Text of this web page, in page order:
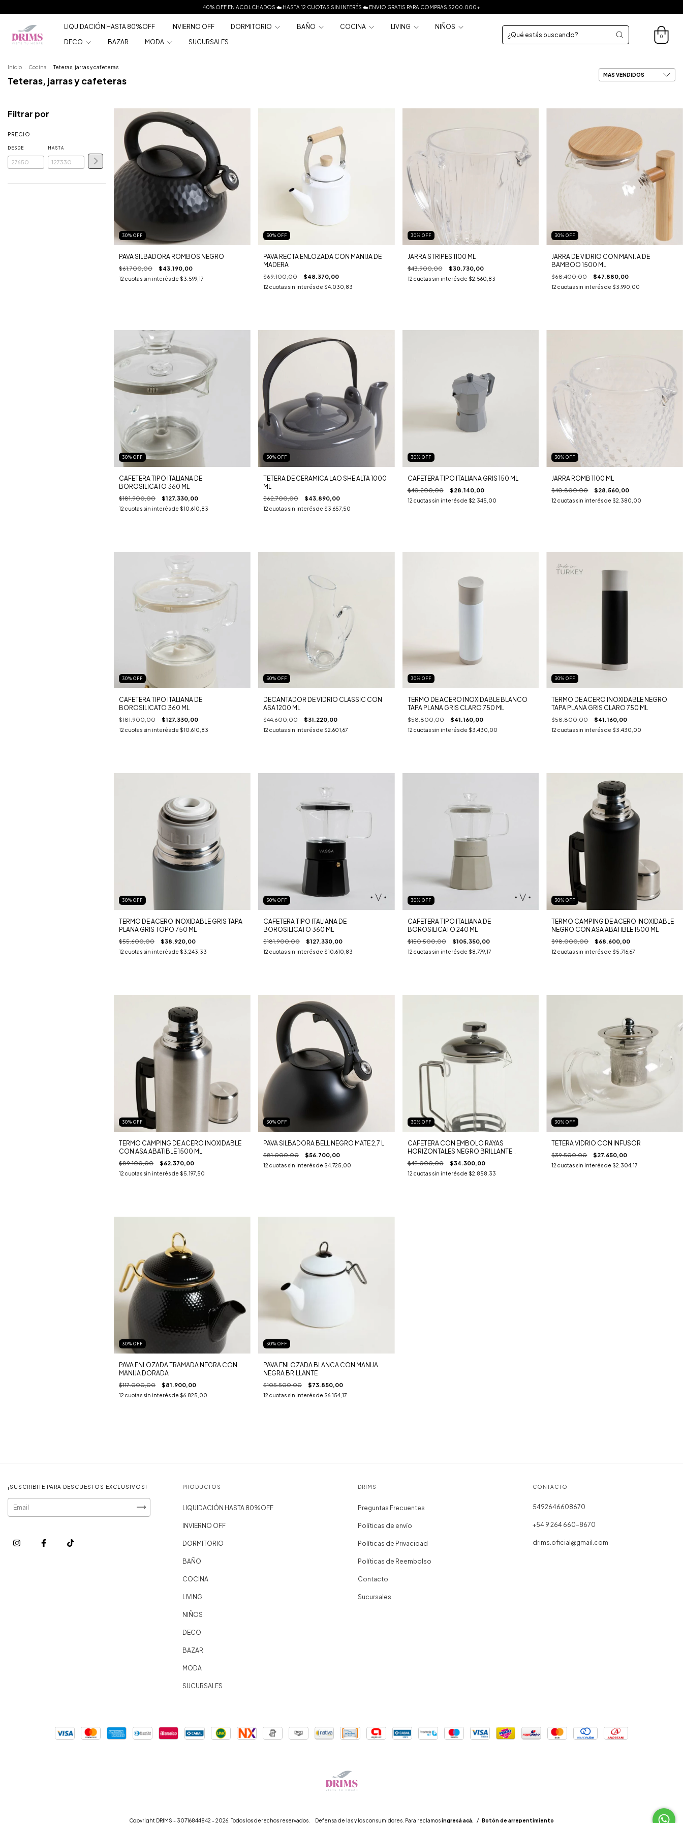
40% OFF EN ACOLCHADOS ☁️ HASTA 12 CUOTAS SIN INTERÉS ☁️ ENVIO GRATIS PARA COMPRAS $200.000+
LIQUIDACIÓN HASTA 80%OFF INVIERNO OFF DORMITORIO BAÑO COCINA LIVING
NIÑOS
DECO
BAZAR MODA SUCURSALES
0
Inicio Cocina Teteras, jarras y cafeteras
Teteras, jarras y cafeteras
Filtrar por
PRECIO
DESDE HASTA
30% OFF
PAVA SILBADORA ROMBOS NEGRO
$61.700,00 $43.190,00
12 cuotas sin interés de $3.599,17
30% OFF
PAVA RECTA ENLOZADA CON MANIJA DE
MADERA
$69.100,00 $48.370,00
12 cuotas sin interés de $4.030,83
30% OFF
JARRA STRIPES 1100 ML
$43.900,00 $30.730,00
12 cuotas sin interés de $2.560,83
30%OFF
JARRA DE VIDRIO CON MANIJA DE
BAMBOO 1500 ML
$68.400,00 $47.880,00
12 cuotas sin interés de $3.990,00
30% OFF
CAFETERA TIPO ITALIANA DE
BOROSILICATO 360 ML
$181.900,00 $127.330,00
12 cuotas sin interés de $10.610,83
30% OFF
TETERA DE CERAMICA LAO SHE ALTA 1000
ML
$62.700,00 $43.890,00
12 cuotas sin interés de $3.657,50
30% OFF
CAFETERA TIPO ITALIANA GRIS 150 ML
$40.200,00 $28.140,00
12 cuotas sin interés de $2.345,00
30%OFF
JARRA ROMB 1100 ML
$40.800,00 $28.560,00
12 cuotas sin interés de $2.380,00
30% OFF
CAFETERA TIPO ITALIANA DE
BOROSILICATO 360 ML
$181.900,00 $127.330,00
12 cuotas sin interés de $10.610,83
30% OFF
DECANTADOR DE VIDRIO CLASSIC CON
ASA 1200 ML
$44.600,00 $31.220,00
12 cuotas sin interés de $2.601,67
30% OFF
TERMO DE ACERO INOXIDABLE BLANCO
TAPA PLANA GRIS CLARO 750 ML
$58.800,00 $41.160,00
12 cuotas sin interés de $3.430,00
30%OFF
TERMO DE ACERO INOXIDABLE NEGRO
TAPA PLANA GRIS CLARO 750 ML
$58.800,00 $41.160,00
12 cuotas sin interés de $3.430,00
30% OFF
TERMO DE ACERO INOXIDABLE GRIS TAPA
PLANA GRIS TOPO 750 ML
$55.600,00 $38.920,00
12 cuotas sin interés de $3.243,33
30% OFF
CAFETERA TIPO ITALIANA DE
BOROSILICATO 360 ML
$181.900,00 $127.330,00
12 cuotas sin interés de $10.610,83
30% OFF
CAFETERA TIPO ITALIANA DE
BOROSILICATO 240 ML
$150.500,00 $105.350,00
12 cuotas sin interés de $8.779,17
30%OFF
TERMO CAMPING DE ACERO INOXIDABLE
NEGRO CON ASA ABATIBLE 1500 ML
$98.000,00 $68.600,00
12 cuotas sin interés de $5.716,67
30% OFF
TERMO CAMPING DE ACERO INOXIDABLE
CON ASA ABATIBLE 1500 ML
$89.100,00 $62.370,00
12 cuotas sin interés de $5.197,50
30% OFF
PAVA SILBADORA BELL NEGRO MATE 2,7 L
$81.000,00 $56.700,00
12 cuotas sin interés de $4.725,00
30% OFF
CAFETERA CON EMBOLO RAYAS
HORIZONTALES NEGRO BRILLANTE
600ML
$49.000,00 $34.300,00
12 cuotas sin interés de $2.858,33
30%OFF
TETERA VIDRIO CON INFUSOR
$39.500,00 $27.650,00
12 cuotas sin interés de $2.304,17
30% OFF
PAVA ENLOZADA TRAMADA NEGRA CON
MANIJA DORADA
$117.000,00 $81.900,00
12 cuotas sin interés de $6.825,00
30% OFF
PAVA ENLOZADA BLANCA CON MANIJA
NEGRA BRILLANTE
$105.500,00 $73.850,00
12 cuotas sin interés de $6.154,17
¡SUSCRIBITE PARA DESCUESTOS EXCLUSIVOS! PRODUCTOS
LIQUIDACIÓN HASTA 80%OFF
INVIERNO OFF
DORMITORIO
BAÑO
COCINA
LIVING
NIÑOS
DECO
BAZAR
MODA
SUCURSALES
DRIMS
Preguntas Frecuentes
Políticas de envío
Políticas de Privacidad
Políticas de Reembolso
Contacto
Sucursales
CONTACTO
5492646608670
+54 9 264 660-8670
drims.oficial@gmail.com
Copyright DRIMS - 30716844842 - 2026. Todos los derechos reservados. Defensa de las y los consumidores. Para reclamosingresá acá. / Botón de arrepentimiento